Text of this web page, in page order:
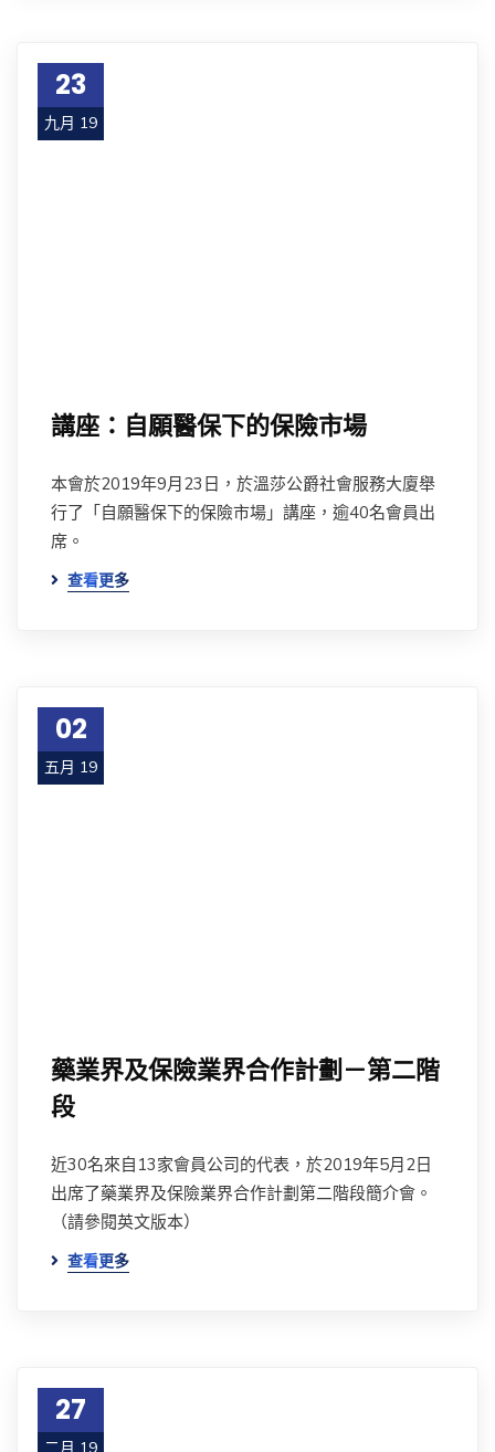
23
九月 19
講座：自願醫保下的保險市場
本會於2019年9月23日，於溫莎公爵社會服務大廈舉
行了「自願醫保下的保險市場」講座，逾40名會員出
席。
查看更多
02
五月 19
藥業界及保險業界合作計劃－第二階
段
近30名來自13家會員公司的代表，於2019年5月2日
出席了藥業界及保險業界合作計劃第二階段簡介會。
（請參閱英文版本）
查看更多
27